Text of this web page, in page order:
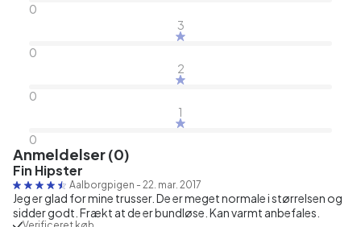
0
3
0
2
0
1
0
Anmeldelser (0)
Fin Hipster
Aalborgpigen - 22. mar. 2017
Jeg er glad for mine trusser. De er meget normale i størrelsen og
sidder godt. Frækt at de er bundløse. Kan varmt anbefales.